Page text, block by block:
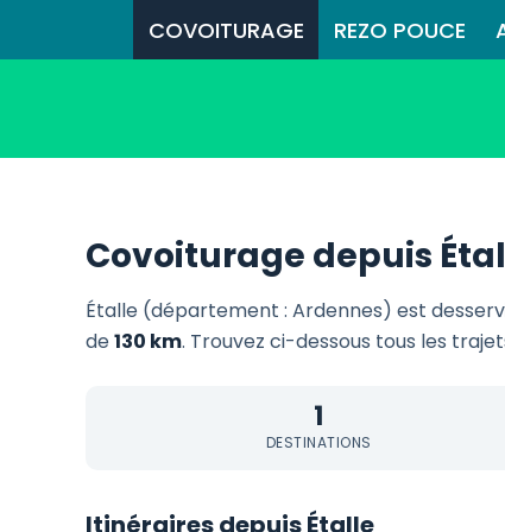
COVOITURAGE REZO POUCE
Covoiturage depuis
Étalle (département : Ardennes) est
de130 km. Trouvez ci-dessous tous les
1
DESTINATIONS
Itinéraires depuis Étalle